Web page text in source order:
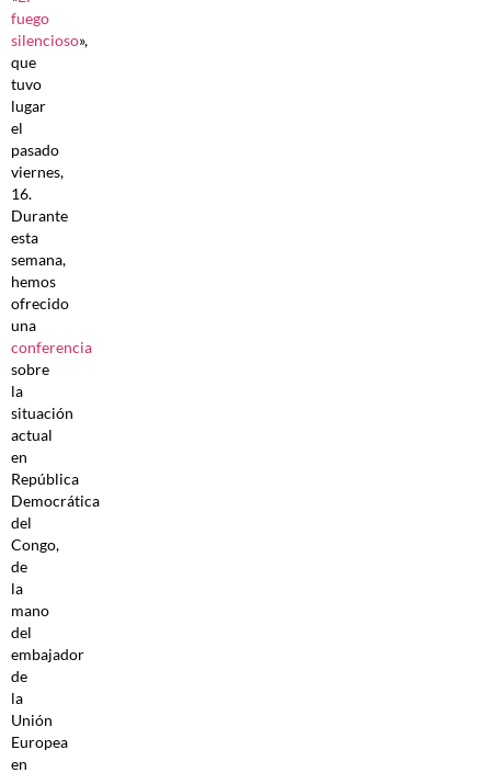
fuego
silencioso»,
que
tuvo
lugar
el
pasado
viernes,
16.
Durante
esta
semana,
hemos
ofrecido
una
conferencia
sobre
la
situación
actual
en
República
Democrática
del
Congo,
de
la
mano
del
embajador
de
la
Unión
Europea
en